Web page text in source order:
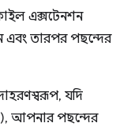
এক্সটেনশন
তারপর পছন্দের
যদি
আপনার পছন্দের